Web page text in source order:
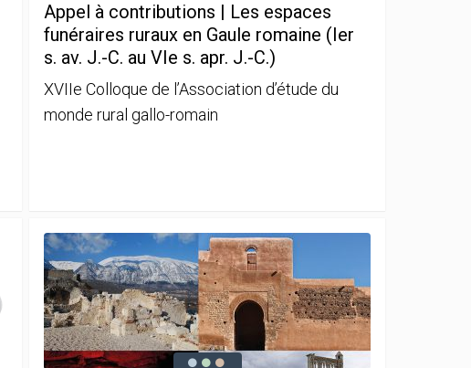
Appel à contributions | Les espaces
funéraires ruraux en Gaule romaine (Ier
s. av. J.-C. au VIe s. apr. J.-C.)
XVIIe Colloque de l’Association d’étude du
monde rural gallo-romain